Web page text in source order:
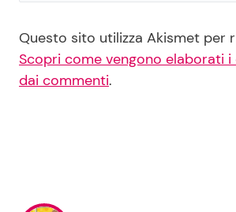
Questo sito utilizza Akismet per
Scopri come vengono elaborati
dai commenti.